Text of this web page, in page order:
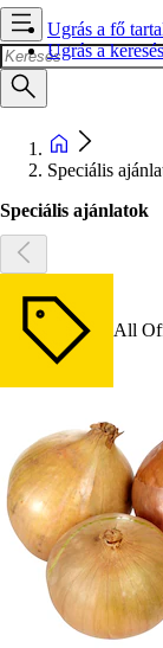
Ugrás a fő
Ugrás a
Speciális
Speciális ajánlatok
All